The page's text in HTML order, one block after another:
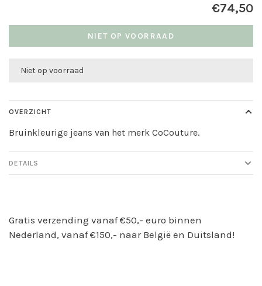
€74,50
NIET OP VOORRAAD
Niet op voorraad
OVERZICHT
Bruinkleurige jeans van het merk CoCouture.
DETAILS
Gratis verzending vanaf €50,- euro binnen
Nederland, vanaf €150,- naar België en Duitsland!